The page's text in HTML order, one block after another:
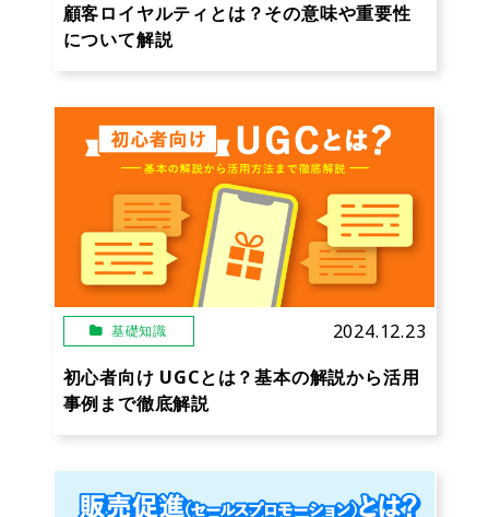
顧客ロイヤルティとは？その意味や重要性
について解説
基礎知識
2024.12.23
初心者向け UGCとは？基本の解説から活用
事例まで徹底解説